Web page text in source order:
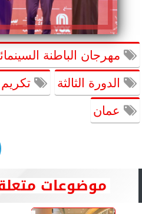
مهرجان الباطنة
الدورة الثالثة
عمان
موضوعات